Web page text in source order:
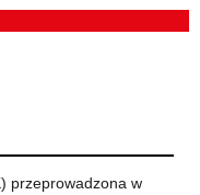
przeprowadzona w